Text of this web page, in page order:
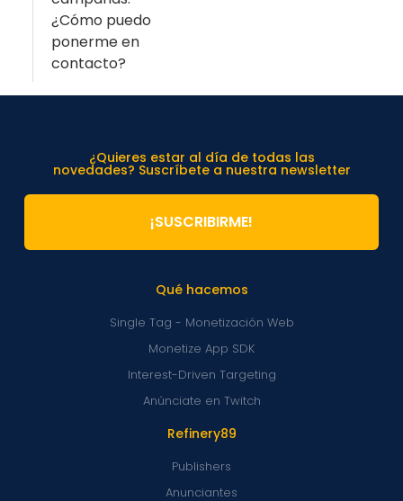
¿Cómo puedo
ponerme en
contacto?
Refinery89
Publishers
Anunciantes
Qué hacemos
Single Tag - Monetización Web
Monetize App SDK
Interest-Driven Targeting
Anúnciate en Twitch
¿Quieres estar al día de todas las
novedades? Suscríbete a nuestra newsletter
¡SUSCRIBIRME!